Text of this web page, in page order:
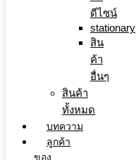
ดีไซน์
stationary
สิน
ค้า
อื่นๆ
สินค้า
ทั้งหมด
บทความ
ลูกค้า
ของ